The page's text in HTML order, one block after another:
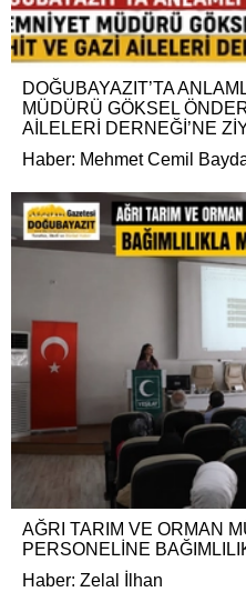
DOĞUBAYAZIT’TA
MÜDÜRÜ GÖKSEL
AİLELERİ DERNEĞİ’NE
Haber: Mehmet Cemil
AĞRI TARIM VE ORMAN
PERSONELİNE
Haber: Zelal İlhan